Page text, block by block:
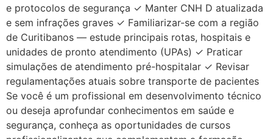
e protocolos de segurança ✓ Manter CNH D atualizada
e sem infrações graves ✓ Familiarizar-se com a região
de Curitibanos — estude principais rotas, hospitais e
unidades de pronto atendimento (UPAs) ✓ Praticar
simulações de atendimento pré-hospitalar ✓ Revisar
regulamentações atuais sobre transporte de pacientes
Se você é um profissional em desenvolvimento técnico
ou deseja aprofundar conhecimentos em saúde e
segurança, conheça as oportunidades de cursos